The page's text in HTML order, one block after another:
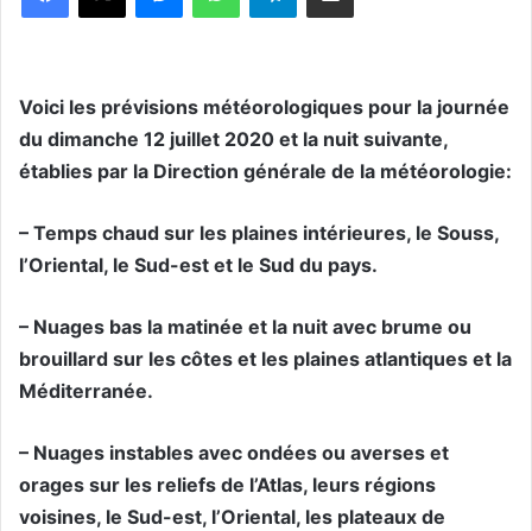
Voici les prévisions météorologiques pour la journée
du dimanche 12 juillet 2020 et la nuit suivante,
établies par la Direction générale de la météorologie:
– Temps chaud sur les plaines intérieures, le Souss,
l’Oriental, le Sud-est et le Sud du pays.
– Nuages bas la matinée et la nuit avec brume ou
brouillard sur les côtes et les plaines atlantiques et la
Méditerranée.
– Nuages instables avec ondées ou averses et
orages sur les reliefs de l’Atlas, leurs régions
voisines, le Sud-est, l’Oriental, les plateaux de